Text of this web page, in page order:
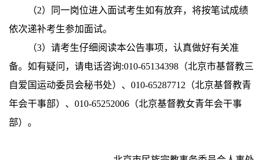
（2）同一岗位进入面试考生如有放弃，将按笔试成绩
依次递补考生参加面试。
（3）请考生仔细阅读本公告事项，认真做好有关准
备。如有疑问，请电话咨询:010-65134398（北京市基督教三
自爱国运动委员会秘书处）、010-65287712（北京基督教青
年会干事部）、010-65252006（北京基督教女青年会干事
部）。